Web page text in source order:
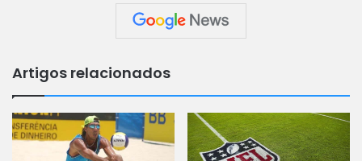
Artigos relacionados